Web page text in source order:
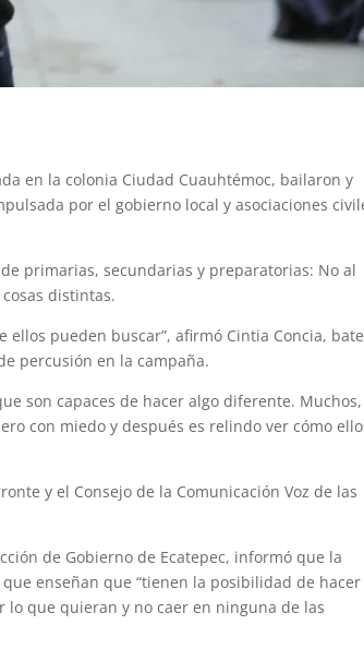
en la colonia Ciudad Cuauhtémoc, bailaron y
por el gobierno local y asociaciones
primarias, secundarias y preparatorias: No al
distintas.
ellos pueden buscar”, afirmó Cintia Concia,
percusión en la campaña.
son capaces de hacer algo diferente.
con miedo y después es relindo ver cómo
y el Consejo de la Comunicación Voz de las
de Gobierno de Ecatepec, informó que la
enseñan que “tienen la posibilidad de hacer
que quieran y no caer en ninguna de las